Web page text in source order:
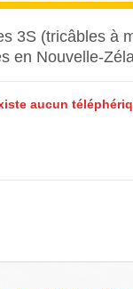
3S (tricâbles à
en Nouvelle-
aucun